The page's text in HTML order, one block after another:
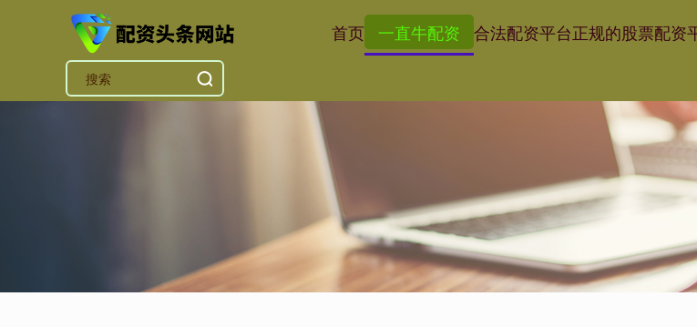
首页 一直牛配资 合法配资平台正规的股票配资